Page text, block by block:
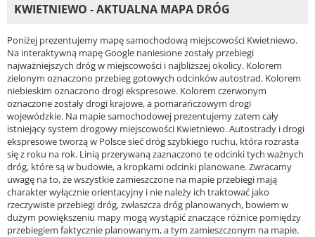
KWIETNIEWO - AKTUALNA MAPA DRÓG
Poniżej prezentujemy mapę samochodową miejscowości Kwietniewo.
Na interaktywną mapę Google naniesione zostały przebiegi
najważniejszych dróg w miejscowości i najbliższej okolicy. Kolorem
zielonym oznaczono przebieg gotowych odcinków autostrad. Kolorem
niebieskim oznaczono drogi ekspresowe. Kolorem czerwonym
oznaczone zostały drogi krajowe, a pomarańczowym drogi
wojewódzkie. Na mapie samochodowej prezentujemy zatem cały
istniejący system drogowy miejscowości Kwietniewo. Autostrady i drogi
ekspresowe tworzą w Polsce sieć dróg szybkiego ruchu, która rozrasta
się z roku na rok. Linią przerywaną zaznaczono te odcinki tych ważnych
dróg, które są w budowie, a kropkami odcinki planowane. Zwracamy
uwagę na to, że wszystkie zamieszczone na mapie przebiegi mają
charakter wyłącznie orientacyjny i nie należy ich traktować jako
rzeczywiste przebiegi dróg, zwłaszcza dróg planowanych, bowiem w
dużym powiększeniu mapy mogą wystąpić znaczące różnice pomiędzy
przebiegiem faktycznie planowanym, a tym zamieszczonym na mapie.